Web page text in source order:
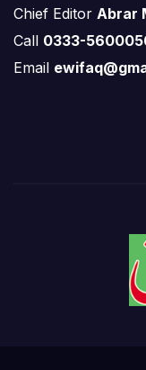
Chief Editor Abrar
Call 0333-
Email